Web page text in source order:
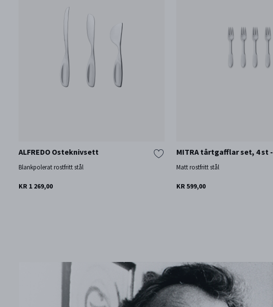
ALFREDO Osteknivsett
Blankpolerat rostfritt stål
KR 1 269,00
MITRA tårtgafflar set, 4 st -
Matt rostfritt stål
KR 599,00